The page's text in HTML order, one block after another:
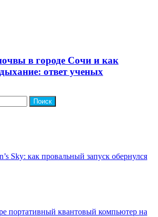
в городе Сочи и как
ответ ученых
Sky: как провальный запуск обернулся
портативный квантовый компьютер на